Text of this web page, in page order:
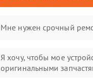
Мне нужен срочный
Я хочу, чтобы мое
оригинальными